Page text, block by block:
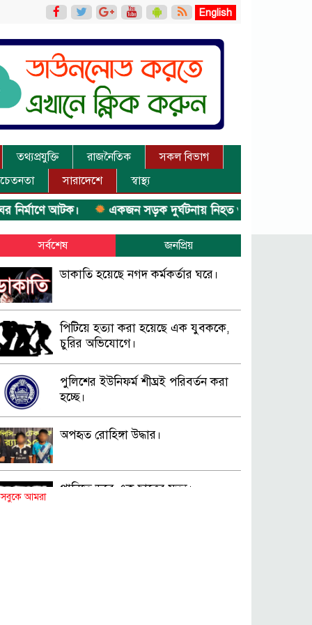
English
তথ্যপ্রযুক্তি রাজনৈতিক
সকল বিভাগ
সারাদেশে স্বাস্থ্য
আটক। একজন সড়ক দুর্ঘটনায় নিহত ও দুইজন আহত।
সর্বশেষ জনপ্রিয়
ডাকাতি হয়েছে নগদ কর্মকর্তার ঘরে।
পিটিয়ে হত্যা করা হয়েছে এক যুবককে,
চুরির অভিযোগে।
পুলিশের ইউনিফর্ম শীঘ্রই পরিবর্তন করা
হচ্ছে।
অপহৃত রোহিঙ্গা উদ্ধার।
পানিতে ডুবে এক ছাত্রের মৃত্যু।
আমরা